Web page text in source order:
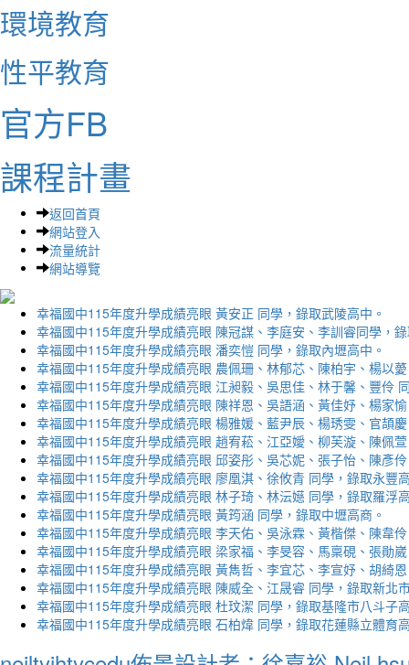
環境教育
性平教育
官方FB
課程計畫
返回首頁
網站登入
流量統計
網站導覽
幸福國中115年度升學成績亮眼 黃安正 同學，錄取武陵高中。
幸福國中115年度升學成績亮眼 陳冠謀、李庭安、李訓睿同學，
幸福國中115年度升學成績亮眼 潘奕愷 同學，錄取內壢高中。
幸福國中115年度升學成績亮眼 農佩珊、林郁芯、陳柏宇、楊以
幸福國中115年度升學成績亮眼 江昶毅、吳思佳、林于馨、豐伶
幸福國中115年度升學成績亮眼 陳祥恩、吳語涵、黃佳妤、楊家
幸福國中115年度升學成績亮眼 楊雅媛、藍尹辰、楊琇雯、官頡
幸福國中115年度升學成績亮眼 趙宥菘、江亞嬡、柳芙漩、陳佩
幸福國中115年度升學成績亮眼 邱姿彤、吳芯妮、張子怡、陳彥
幸福國中115年度升學成績亮眼 廖凰淇、徐攸青 同學，錄取永豐
幸福國中115年度升學成績亮眼 林子琦、林沄嬨 同學，錄取羅浮
幸福國中115年度升學成績亮眼 黃筠涵 同學，錄取中壢高商。
幸福國中115年度升學成績亮眼 李天佑、吳泳霖、黃楷傑、陳韋
幸福國中115年度升學成績亮眼 梁家福、李旻容、馬稟硯、張勛
幸福國中115年度升學成績亮眼 黃雋哲、李宜芯、李宣妤、胡綺
幸福國中115年度升學成績亮眼 陳威全、江晟睿 同學，錄取新北
幸福國中115年度升學成績亮眼 杜玟潔 同學，錄取基隆市八斗子
幸福國中115年度升學成績亮眼 石柏煒 同學，錄取花蓮縣立體育